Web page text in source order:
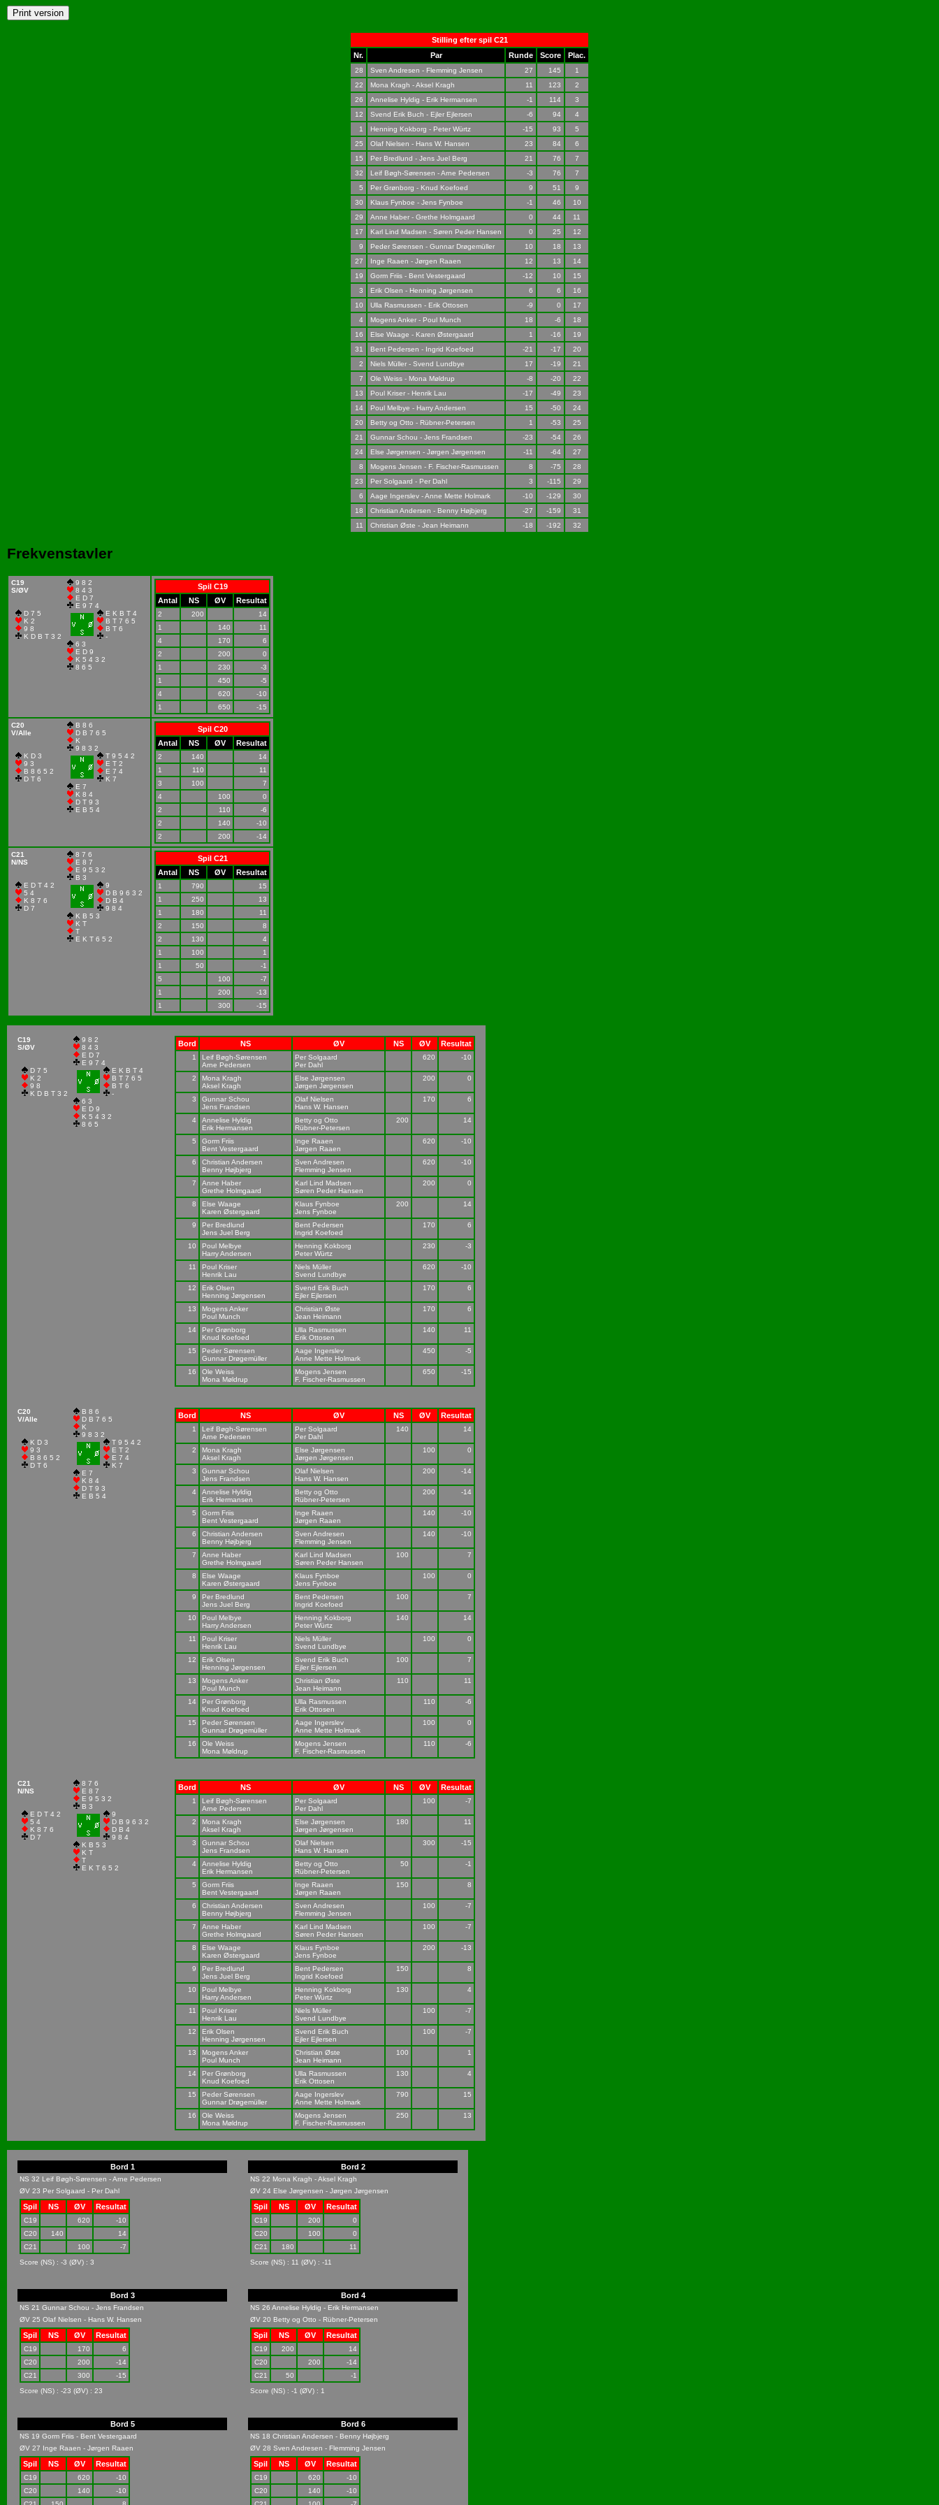
Stilling efter spil C21
Nr.
Par Runde Score Plac.
28 Sven Andresen - Flemming Jensen 27 145
1
22
Mona Kragh - Aksel Kragh 11 123
2
26
Annelise Hyldig - Erik Hermansen -1 114
3
12
Svend Erik Buch - Ejler Ejlersen -6 94
4
1
Henning Kokborg - Peter Würtz -15 93
5
25
Olaf Nielsen - Hans W. Hansen 23 84
6
15
Per Bredlund - Jens Juel Berg 21 76
7
32
Leif Bøgh-Sørensen - Arne Pedersen -3 76
7
5
Per Grønborg - Knud Koefoed 9 51
9
30
Klaus Fynboe - Jens Fynboe -1 46
10
29
Anne Haber - Grethe Holmgaard 0 44
11
17
Karl Lind Madsen - Søren Peder Hansen 0 25
12
9
Peder Sørensen - Gunnar Drøgemüller 10 18
13
27
Inge Raaen - Jørgen Raaen 12 13
14
19
Gorm Friis - Bent Vestergaard -12 10
15
3
Erik Olsen - Henning Jørgensen 6 6
16
10
Ulla Rasmussen - Erik Ottosen -9 0
17
4
Mogens Anker - Poul Munch 18 -6
18
16
Else Waage - Karen Østergaard 1 -16
19
31
Bent Pedersen - Ingrid Koefoed -21 -17
20
2
Niels Müller - Svend Lundbye 17 -19
21
7
Ole Weiss - Mona Møldrup -8 -20
22
13
Poul Kriser - Henrik Lau -17 -49
23
14
Poul Melbye - Harry Andersen 15 -50
24
20
Betty og Otto - Rübner-Petersen 1 -53
25
21
Gunnar Schou - Jens Frandsen -23 -54
26
24
Else Jørgensen - Jørgen Jørgensen -11 -64
27
8
Mogens Jensen - F. Fischer-Rasmussen 8 -75
28
23
Per Solgaard - Per Dahl 3 -115
29
6
Aage Ingerslev - Anne Mette Holmark -10 -129
30
18
Christian Andersen - Benny Højbjerg -27 -159
31
11
Christian Øste - Jean Heimann -18 -192 32
Frekvenstavler
C19
S/ØV
9 8 2
8 4 3
E D 7
E 9 7 4
D 7 5
K 2
9 8
K D B T 3 2
E K B T 4
B T 7 6 5
B T 6
-
6 3
E D 9
K 5 4 3 2
8 6 5
Spil C19
Antal
NS ØV Resultat
2 200
14
1
140
11
4
170
6
2
200
0
1
230
-3
1
450
-5
4
620
-10
1
650 -15
C20
V/Alle
B 8 6
D B 7 6 5
K
9 8 3 2
K D 3
9 3
B 8 6 5 2
D T 6
T 9 5 4 2
E T 2
E 7 4
K 7
E 7
K 8 4
D T 9 3
E B 5 4
Spil C20
Antal
NS ØV Resultat
2 140
14
1
110
11
3
100
7
4
100
0
2
110
-6
2
140
-10
2
200 -14
C21
N/NS
8 7 6
E 8 7
E 9 5 3 2
B 3
E D T 4 2
5 4
K 8 7 6
D 7
9
D B 9 6 3 2
D B 4
9 8 4
K B 5 3
K T
T
E K T 6 5 2
Spil C21
Antal
NS ØV Resultat
1 790
15
1
250
13
1
180
11
2
150
8
2
130
4
1
100
1
1
50
-1
5
100
-7
1
200
-13
1
300 -15
C19
S/ØV
9 8 2
8 4 3
E D 7
E 9 7 4
D 7 5
K 2
9 8
K D B T 3 2
E K B T 4
B T 7 6 5
B T 6
-
6 3
E D 9
K 5 4 3 2
8 6 5
Bord NS ØV NS ØV Resultat
1
Leif Bøgh-Sørensen
Arne Pedersen
Per Solgaard
Per Dahl
620 -10
2
Mona Kragh
Aksel Kragh
Else Jørgensen
Jørgen Jørgensen
200 0
3
Gunnar Schou
Jens Frandsen
Olaf Nielsen
Hans W. Hansen
170 6
4
Annelise Hyldig
Erik Hermansen
Betty og Otto
Rübner-Petersen
200 14
5
Gorm Friis
Bent Vestergaard
Inge Raaen
Jørgen Raaen
620 -10
6
Christian Andersen
Benny Højbjerg
Sven Andresen
Flemming Jensen
620 -10
7
Anne Haber
Grethe Holmgaard
Karl Lind Madsen
Søren Peder Hansen
200 0
8
Else Waage
Karen Østergaard
Klaus Fynboe
Jens Fynboe
200 14
9
Per Bredlund
Jens Juel Berg
Bent Pedersen
Ingrid Koefoed
170 6
10
Poul Melbye
Harry Andersen
Henning Kokborg
Peter Würtz
230 -3
11
Poul Kriser
Henrik Lau
Niels Müller
Svend Lundbye
620 -10
12
Erik Olsen
Henning Jørgensen
Svend Erik Buch
Ejler Ejlersen
170 6
13
Mogens Anker
Poul Munch
Christian Øste
Jean Heimann
170 6
14
Per Grønborg
Knud Koefoed
Ulla Rasmussen
Erik Ottosen
140 11
15
Peder Sørensen
Gunnar Drøgemüller
Aage Ingerslev
Anne Mette Holmark
450 -5
16
Ole Weiss
Mona Møldrup
Mogens Jensen
F. Fischer-Rasmussen
650 -15
C20
V/Alle
B 8 6
D B 7 6 5
K
9 8 3 2
K D 3
9 3
B 8 6 5 2
D T 6
T 9 5 4 2
E T 2
E 7 4
K 7
E 7
K 8 4
D T 9 3
E B 5 4
Bord NS ØV NS ØV Resultat
1
Leif Bøgh-Sørensen
Arne Pedersen
Per Solgaard
Per Dahl
140 14
2
Mona Kragh
Aksel Kragh
Else Jørgensen
Jørgen Jørgensen
100 0
3
Gunnar Schou
Jens Frandsen
Olaf Nielsen
Hans W. Hansen
200 -14
4
Annelise Hyldig
Erik Hermansen
Betty og Otto
Rübner-Petersen
200 -14
5
Gorm Friis
Bent Vestergaard
Inge Raaen
Jørgen Raaen
140 -10
6
Christian Andersen
Benny Højbjerg
Sven Andresen
Flemming Jensen
140 -10
7
Anne Haber
Grethe Holmgaard
Karl Lind Madsen
Søren Peder Hansen
100 7
8
Else Waage
Karen Østergaard
Klaus Fynboe
Jens Fynboe
100 0
9
Per Bredlund
Jens Juel Berg
Bent Pedersen
Ingrid Koefoed
100 7
10
Poul Melbye
Harry Andersen
Henning Kokborg
Peter Würtz
140 14
11
Poul Kriser
Henrik Lau
Niels Müller
Svend Lundbye
100 0
12
Erik Olsen
Henning Jørgensen
Svend Erik Buch
Ejler Ejlersen
100 7
13
Mogens Anker
Poul Munch
Christian Øste
Jean Heimann
110 11
14
Per Grønborg
Knud Koefoed
Ulla Rasmussen
Erik Ottosen
110 -6
15
Peder Sørensen
Gunnar Drøgemüller
Aage Ingerslev
Anne Mette Holmark
100 0
16
Ole Weiss
Mona Møldrup
Mogens Jensen
F. Fischer-Rasmussen
110 -6
C21
N/NS
8 7 6
E 8 7
E 9 5 3 2
B 3
E D T 4 2
5 4
K 8 7 6
D 7
9
D B 9 6 3 2
D B 4
9 8 4
K B 5 3
K T
T
E K T 6 5 2
Bord NS ØV NS ØV Resultat
1
Leif Bøgh-Sørensen
Arne Pedersen
Per Solgaard
Per Dahl
100 -7
2
Mona Kragh
Aksel Kragh
Else Jørgensen
Jørgen Jørgensen
180 11
3
Gunnar Schou
Jens Frandsen
Olaf Nielsen
Hans W. Hansen
300 -15
4
Annelise Hyldig
Erik Hermansen
Betty og Otto
Rübner-Petersen
50 -1
5
Gorm Friis
Bent Vestergaard
Inge Raaen
Jørgen Raaen
150 8
6
Christian Andersen
Benny Højbjerg
Sven Andresen
Flemming Jensen
100 -7
7
Anne Haber
Grethe Holmgaard
Karl Lind Madsen
Søren Peder Hansen
100 -7
8
Else Waage
Karen Østergaard
Klaus Fynboe
Jens Fynboe
200 -13
9
Per Bredlund
Jens Juel Berg
Bent Pedersen
Ingrid Koefoed
150 8
10
Poul Melbye
Harry Andersen
Henning Kokborg
Peter Würtz
130 4
11
Poul Kriser
Henrik Lau
Niels Müller
Svend Lundbye
100 -7
12
Erik Olsen
Henning Jørgensen
Svend Erik Buch
Ejler Ejlersen
100 -7
13
Mogens Anker
Poul Munch
Christian Øste
Jean Heimann
100 1
14
Per Grønborg
Knud Koefoed
Ulla Rasmussen
Erik Ottosen
130 4
15
Peder Sørensen
Gunnar Drøgemüller
Aage Ingerslev
Anne Mette Holmark
790 15
16
Ole Weiss
Mona Møldrup
Mogens Jensen
F. Fischer-Rasmussen
250 13
Bord 1
NS 32 Leif Bøgh-Sørensen - Arne Pedersen
ØV 23 Per Solgaard - Per Dahl
Spil NS ØV Resultat
C19 620
-10
C20
140
14
C21
100
-7
Score (NS) : -3 (ØV) : 3
Bord 2
NS 22 Mona Kragh - Aksel Kragh
ØV 24 Else Jørgensen - Jørgen Jørgensen
Spil NS ØV Resultat
C19 200
0
C20
100
0
C21
180
11
Score (NS) : 11 (ØV) : -11
Bord 3
NS 21 Gunnar Schou - Jens Frandsen
ØV 25 Olaf Nielsen - Hans W. Hansen
Spil NS ØV Resultat
C19 170
6
C20
200
-14
C21
300
-15
Score (NS) : -23 (ØV) : 23
Bord 4
NS 26 Annelise Hyldig - Erik Hermansen
ØV 20 Betty og Otto - Rübner-Petersen
Spil NS ØV Resultat
C19 200
14
C20
200
-14
C21
50
-1
Score (NS) : -1 (ØV) : 1
Bord 5
NS 19 Gorm Friis - Bent Vestergaard
ØV 27 Inge Raaen - Jørgen Raaen
Spil NS ØV Resultat
C19 620
-10
C20
140
-10
Bord 6
NS 18 Christian Andersen - Benny Højbjerg
ØV 28 Sven Andresen - Flemming Jensen
Spil NS ØV Resultat
C19 620
-10
C20
140
-10